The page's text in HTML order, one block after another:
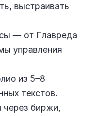
выстраивать
— от Главреда
управления
из 5–8
текстов.
через биржи,